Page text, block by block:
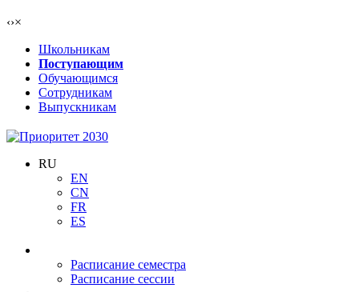
‹›×
Школьникам
Поступающим
Обучающимся
Сотрудникам
Выпускникам
RU
EN
CN
FR
ES
Расписание семестра
Расписание сессии